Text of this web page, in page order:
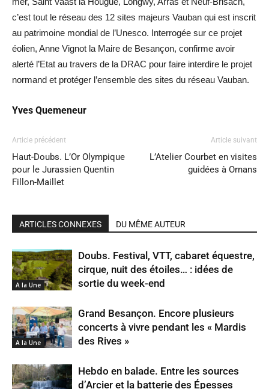
c’est tout le réseau des 12 sites majeurs Vauban qui est inscrit
au patrimoine mondial de l’Unesco. Interrogée sur ce projet
éolien, Anne Vignot la Maire de Besançon, confirme avoir
alerté l’Etat au travers de la DRAC pour faire interdire le projet
normand et protéger l’ensemble des sites du réseau Vauban.
Yves Quemeneur
Article précédent
Haut-Doubs. L’Or Olympique
pour le Jurassien Quentin
Fillon-Maillet
Article suivant
L’Atelier Courbet en visites
guidées à Ornans
ARTICLES CONNEXES DU MÊME AUTEUR
A la Une
Doubs. Festival, VTT, cabaret équestre,
cirque, nuit des étoiles… : idées de
sortie du week-end
A la Une
Grand Besançon. Encore plusieurs
concerts à vivre pendant les « Mardis
des Rives »
Hebdo en balade. Entre les sources
d’Arcier et la batterie des Épesses